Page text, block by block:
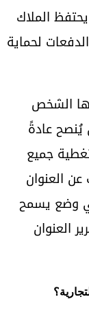
الملاك
لحماية
الشخص
عادةً
جميع
العنوان
في وضع يسمح
العنوان